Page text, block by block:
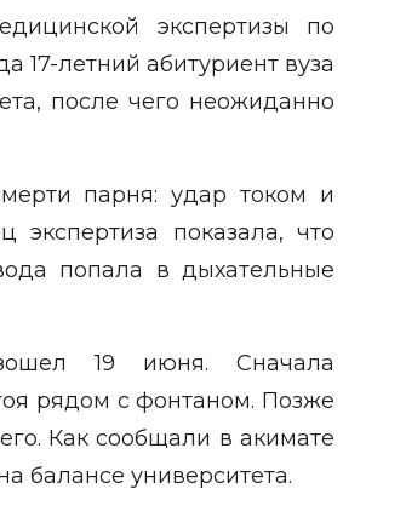
экспертизы по
17-летний абитуриент вуза
после чего неожиданно
парня: удар током и
экспертиза показала, что
попала в дыхательные
19 июня. Сначала
рядом с фонтаном. Позже
Как сообщали в акимате
балансе университета.